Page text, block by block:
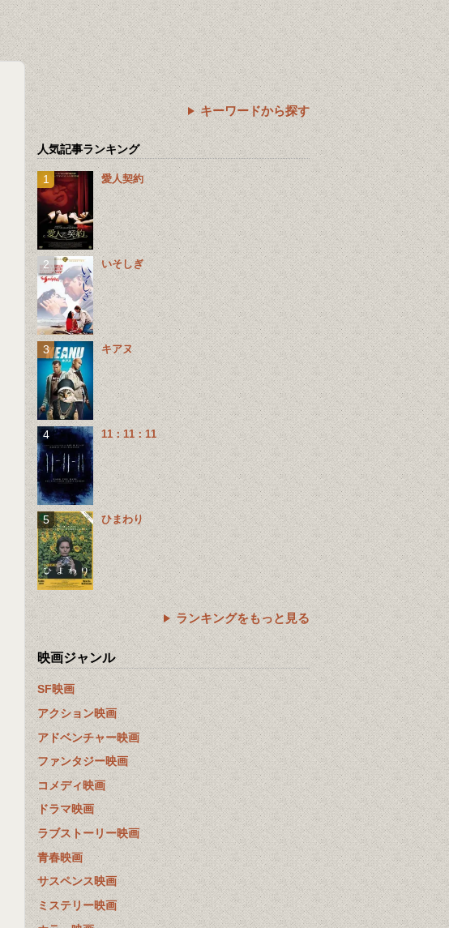
キーワードから探す
人気記事ランキング
愛人契約
いそしぎ
キアヌ
11：11：11
ひまわり
ランキングをもっと見る
映画ジャンル
SF映画
アクション映画
アドベンチャー映画
ファンタジー映画
コメディ映画
ドラマ映画
ラブストーリー映画
青春映画
サスペンス映画
ミステリー映画